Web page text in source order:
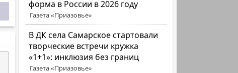
форма в России в 2026 году
Газета «Приазовье»
В ДК села Самарское стартовали
творческие встречи кружка
«1+1»: инклюзия без границ
Газета «Приазовье»